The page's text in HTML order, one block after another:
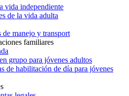
vida independiente
de la vida adulta
de manejo y transport
familiares
grupo para jóvenes adultos
de habilitación de día para jóvenes